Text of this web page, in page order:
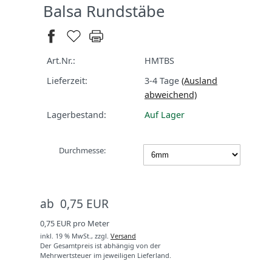
Balsa Rundstäbe
Art.Nr.:
HMTBS
Lieferzeit:
3-4 Tage (Ausland
abweichend)
Lagerbestand:
Auf Lager
Durchmesse:
ab 0,75 EUR
0,75 EUR pro Meter
inkl. 19 % MwSt., zzgl. Versand
Der Gesamtpreis ist abhängig von der
Mehrwertsteuer im jeweiligen Lieferland.